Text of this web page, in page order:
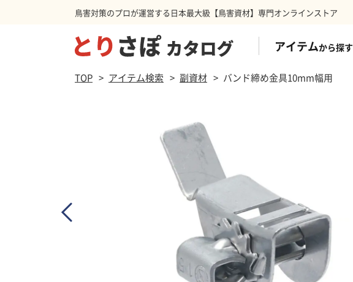
鳥害対策のプロが運営する日本最大級【鳥害資材】専門オンラインストア
アイテムから探す
忌避剤
商品を検索する
TOP アイテム検索 副資材 バンド締め金具10mm幅用